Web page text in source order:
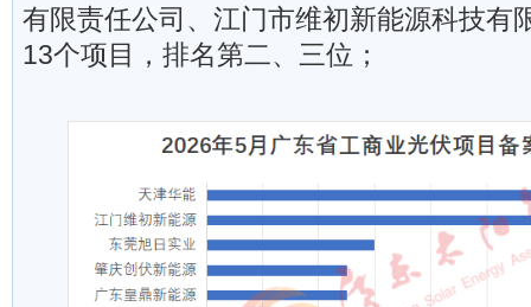
有限责任公司、江门市维初新能源科技有
13个项目，排名第二、三位；